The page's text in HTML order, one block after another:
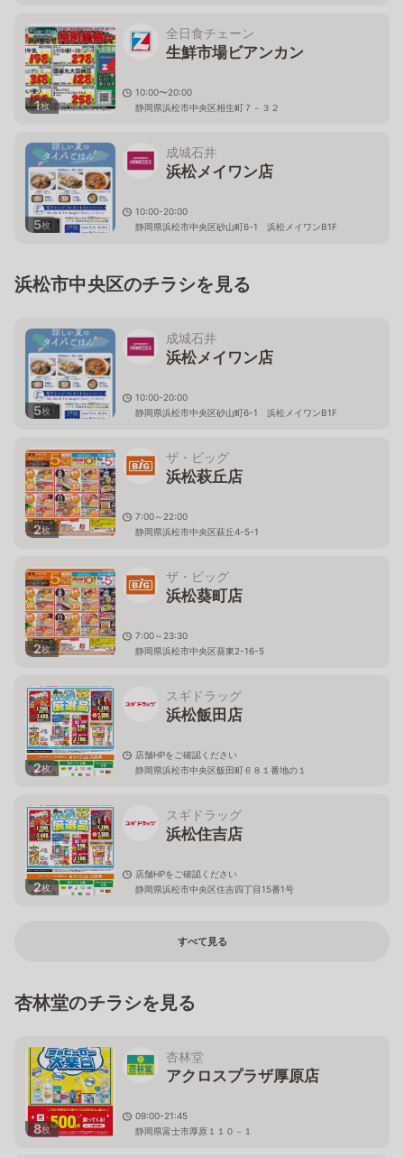
1枚
全日食チェーン
生鮮市場ビアンカン
10:00〜20:00
静岡県浜松市中央区相生町７－３２
5枚
成城石井
浜松メイワン店
10:00-20:00
静岡県浜松市中央区砂山町6-1 浜松メイワンB1F
浜松市中央区のチラシを見る
5枚
成城石井
浜松メイワン店
10:00-20:00
静岡県浜松市中央区砂山町6-1 浜松メイワンB1F
2枚
ザ・ビッグ
浜松萩丘店
7:00～22:00
静岡県浜松市中央区萩丘4-5-1
2枚
ザ・ビッグ
浜松葵町店
7:00～23:30
静岡県浜松市中央区葵東2-16-5
2枚
スギドラッグ
浜松飯田店
店舗HPをご確認ください
静岡県浜松市中央区飯田町６８１番地の１
2枚
スギドラッグ
浜松住吉店
店舗HPをご確認ください
静岡県浜松市中央区住吉四丁目15番1号
すべて見る
杏林堂のチラシを見る
8枚
杏林堂
アクロスプラザ厚原店
09:00-21:45
静岡県富士市厚原１１０－１